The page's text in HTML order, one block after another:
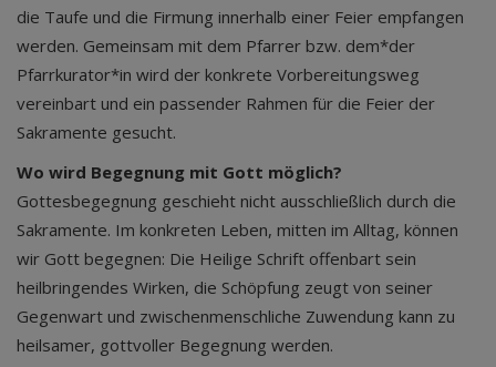
die Taufe und die Firmung innerhalb einer Feier empfangen
werden. Gemeinsam mit dem Pfarrer bzw. dem*der
Pfarrkurator*in wird der konkrete Vorbereitungsweg
vereinbart und ein passender Rahmen für die Feier der
Sakramente gesucht.
Wo wird Begegnung mit Gott möglich?
Gottesbegegnung geschieht nicht ausschließlich durch die
Sakramente. Im konkreten Leben, mitten im Alltag, können
wir Gott begegnen: Die Heilige Schrift offenbart sein
heilbringendes Wirken, die Schöpfung zeugt von seiner
Gegenwart und zwischenmenschliche Zuwendung kann zu
heilsamer, gottvoller Begegnung werden.